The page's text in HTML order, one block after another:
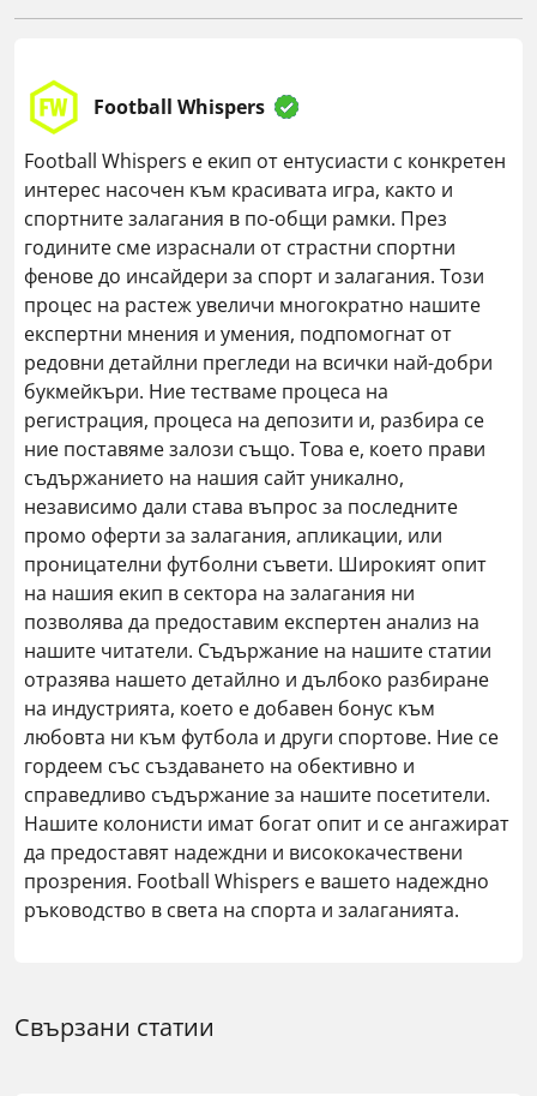
Football Whispers
Football Whispers е екип от ентусиасти с конкретен
интерес насочен към красивата игра, както и
спортните залагания в по-общи рамки. През
годините сме израснали от страстни спортни
фенове до инсайдери за спорт и залагания. Този
процес на растеж увеличи многократно нашите
експертни мнения и умения, подпомогнат от
редовни детайлни прегледи на всички най-добри
букмейкъри. Ние тестваме процеса на
регистрация, процеса на депозити и, разбира се
ние поставяме залози също. Това е, което прави
съдържанието на нашия сайт уникално,
независимо дали става въпрос за последните
промо оферти за залагания, апликации, или
проницателни футболни съвети. Широкият опит
на нашия екип в сектора на залагания ни
позволява да предоставим експертен анализ на
нашите читатели. Съдържание на нашите статии
отразява нашето детайлно и дълбоко разбиране
на индустрията, което е добавен бонус към
любовта ни към футбола и други спортове. Ние се
гордеем със създаването на обективно и
справедливо съдържание за нашите посетители.
Нашите колонисти имат богат опит и се ангажират
да предоставят надеждни и висококачествени
прозрения. Football Whispers е вашето надеждно
ръководство в света на спорта и залаганията.
Свързани статии